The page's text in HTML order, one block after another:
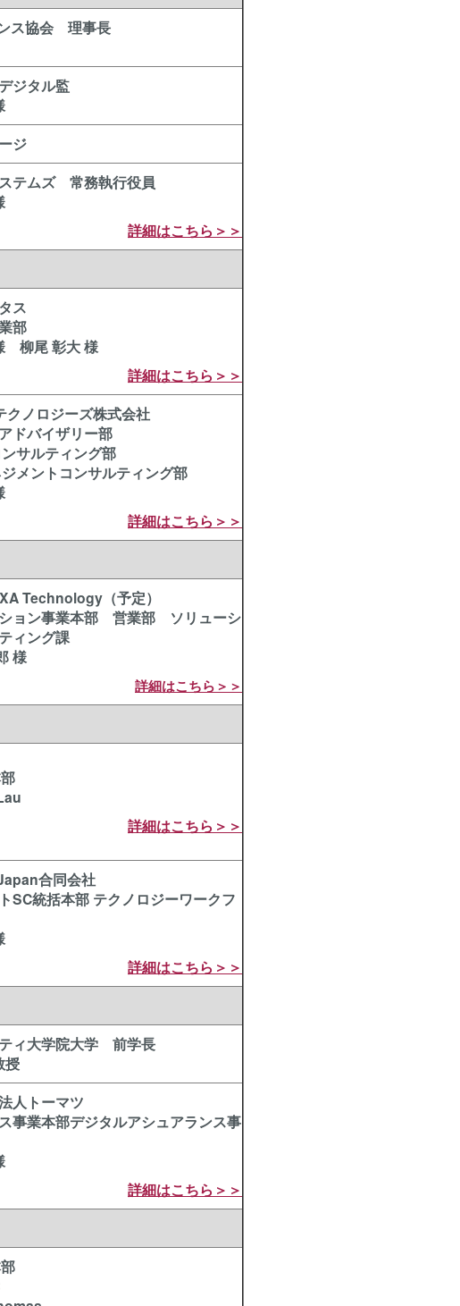
ス協会 理事長
ジタル監
ジ
ステムズ 常務執行役員
詳細はこちら＞＞
ス
部
柳尾 彰大 様
詳細はこちら＞＞
クノロジーズ株式会社
ドバイザリー部
サルティング部
メントコンサルティング部
詳細はこちら＞＞
Technology（予定）
ョン事業本部 営業部 ソリューシ
ィング課
様
詳細はこちら＞＞
詳細はこちら＞＞
合同会社
SC統括本部 テクノロジーワークフ
詳細はこちら＞＞
ィ大学院大学 前学長
授
人トーマツ
事業本部デジタルアシュアランス事
詳細はこちら＞＞